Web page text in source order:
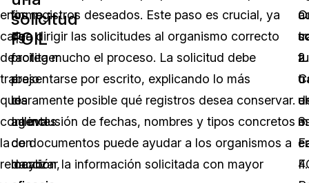
enorme
carga
de
trabajo
que
conlleva
la
redacción,
fin
de
proteger
a
los
agentes
con
mayor
solicitud
FOIL
los registros deseados. Este paso es crucial, ya
que dirigir las solicitudes al organismo correcto
facilita mucho el proceso. La solicitud debe
presentarse por escrito, explicando lo más
claramente posible qué registros desea conservar.
La inclusión de fechas, nombres y tipos concretos
de documentos puede ayudar a los organismos a
localizar la información solicitada con mayor
a
2.
3.
4.
o